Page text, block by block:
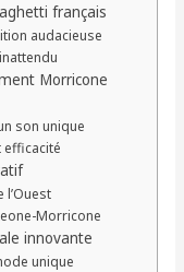
français
audacieuse
Morricone
son unique
efficacité
l’Ouest
Morricone
innovante
unique